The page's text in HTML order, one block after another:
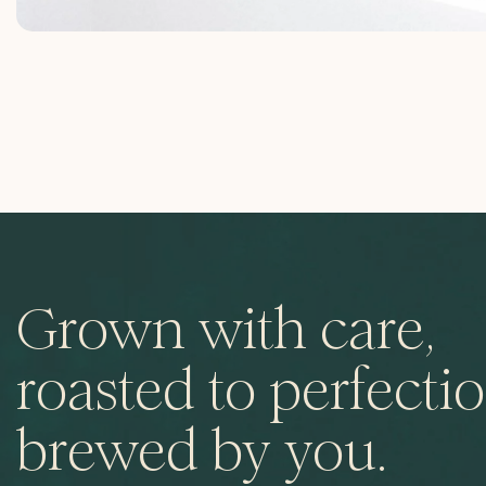
Grown with care,
roasted to
brewed by you.